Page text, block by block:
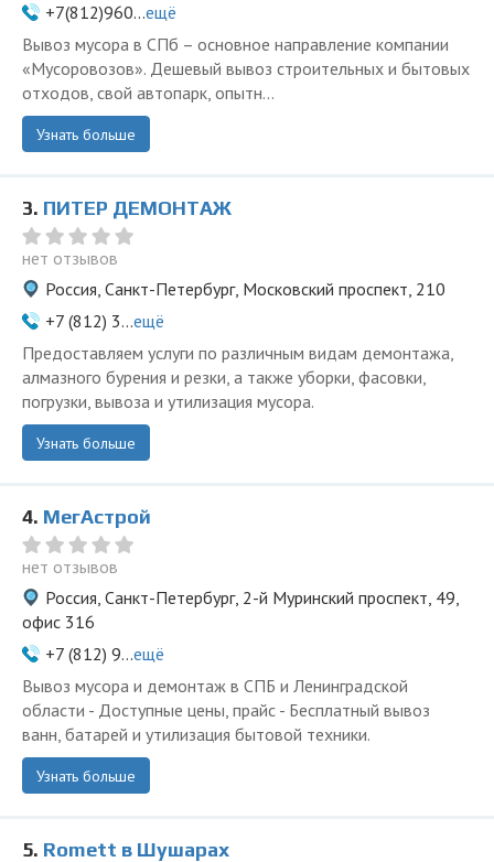
+7(812)960...ещё
Вывоз мусора в СПб – основное направление компании
«Мусоровозов». Дешевый вывоз строительных и бытовых
отходов, свой автопарк, опытн...
Узнать больше
3. ПИТЕР ДЕМОНТАЖ
нет отзывов
Россия, Санкт-Петербург, Московский проспект, 210
+7 (812) 3...ещё
Предоставляем услуги по различным видам демонтажа,
алмазного бурения и резки, а также уборки, фасовки,
погрузки, вывоза и утилизация мусора.
Узнать больше
4. МегАстрой
нет отзывов
Россия, Санкт-Петербург, 2-й Муринский проспект, 49,
офис 316
+7 (812) 9...ещё
Вывоз мусора и демонтаж в СПБ и Ленинградской
области - Доступные цены, прайс - Бесплатный вывоз
ванн, батарей и утилизация бытовой техники.
Узнать больше
5. Romett в Шушарах